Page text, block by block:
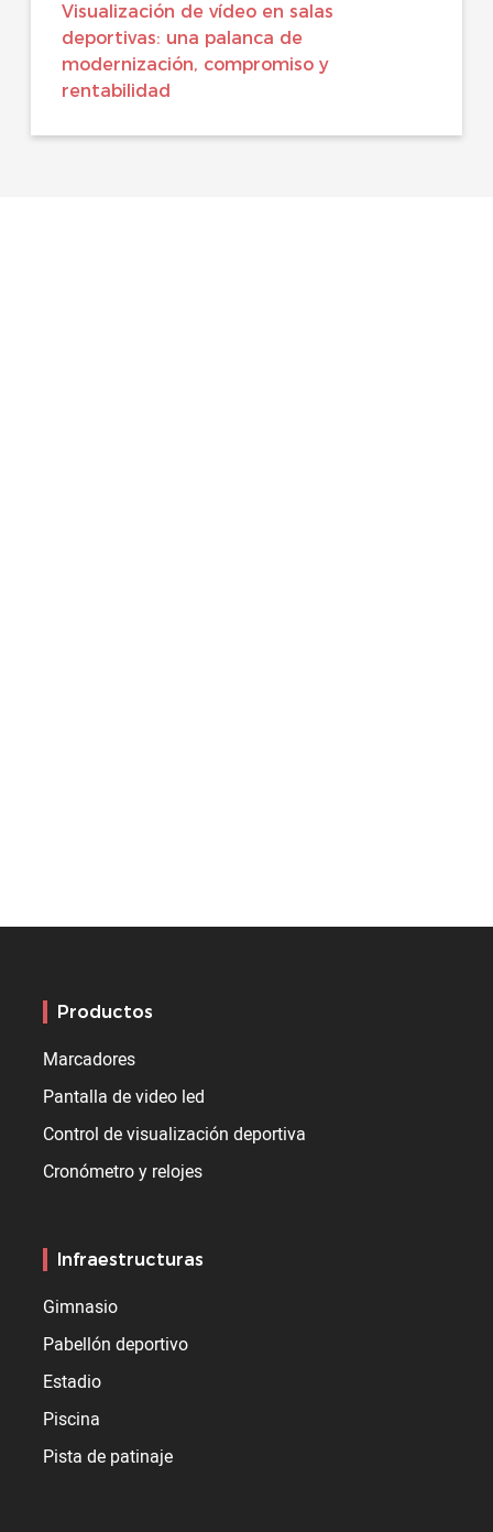
Visualización de vídeo en salas
deportivas: una palanca de
modernización, compromiso y
rentabilidad
Productos
Marcadores
Pantalla de video led
Control de visualización deportiva
Cronómetro y relojes
Infraestructuras
Gimnasio
Pabellón deportivo
Estadio
Piscina
Pista de patinaje